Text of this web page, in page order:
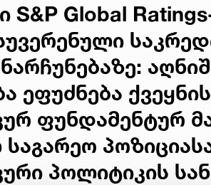
S&P Global
ეფუძნება
ფუნდამენტურ
პოლიტიკის